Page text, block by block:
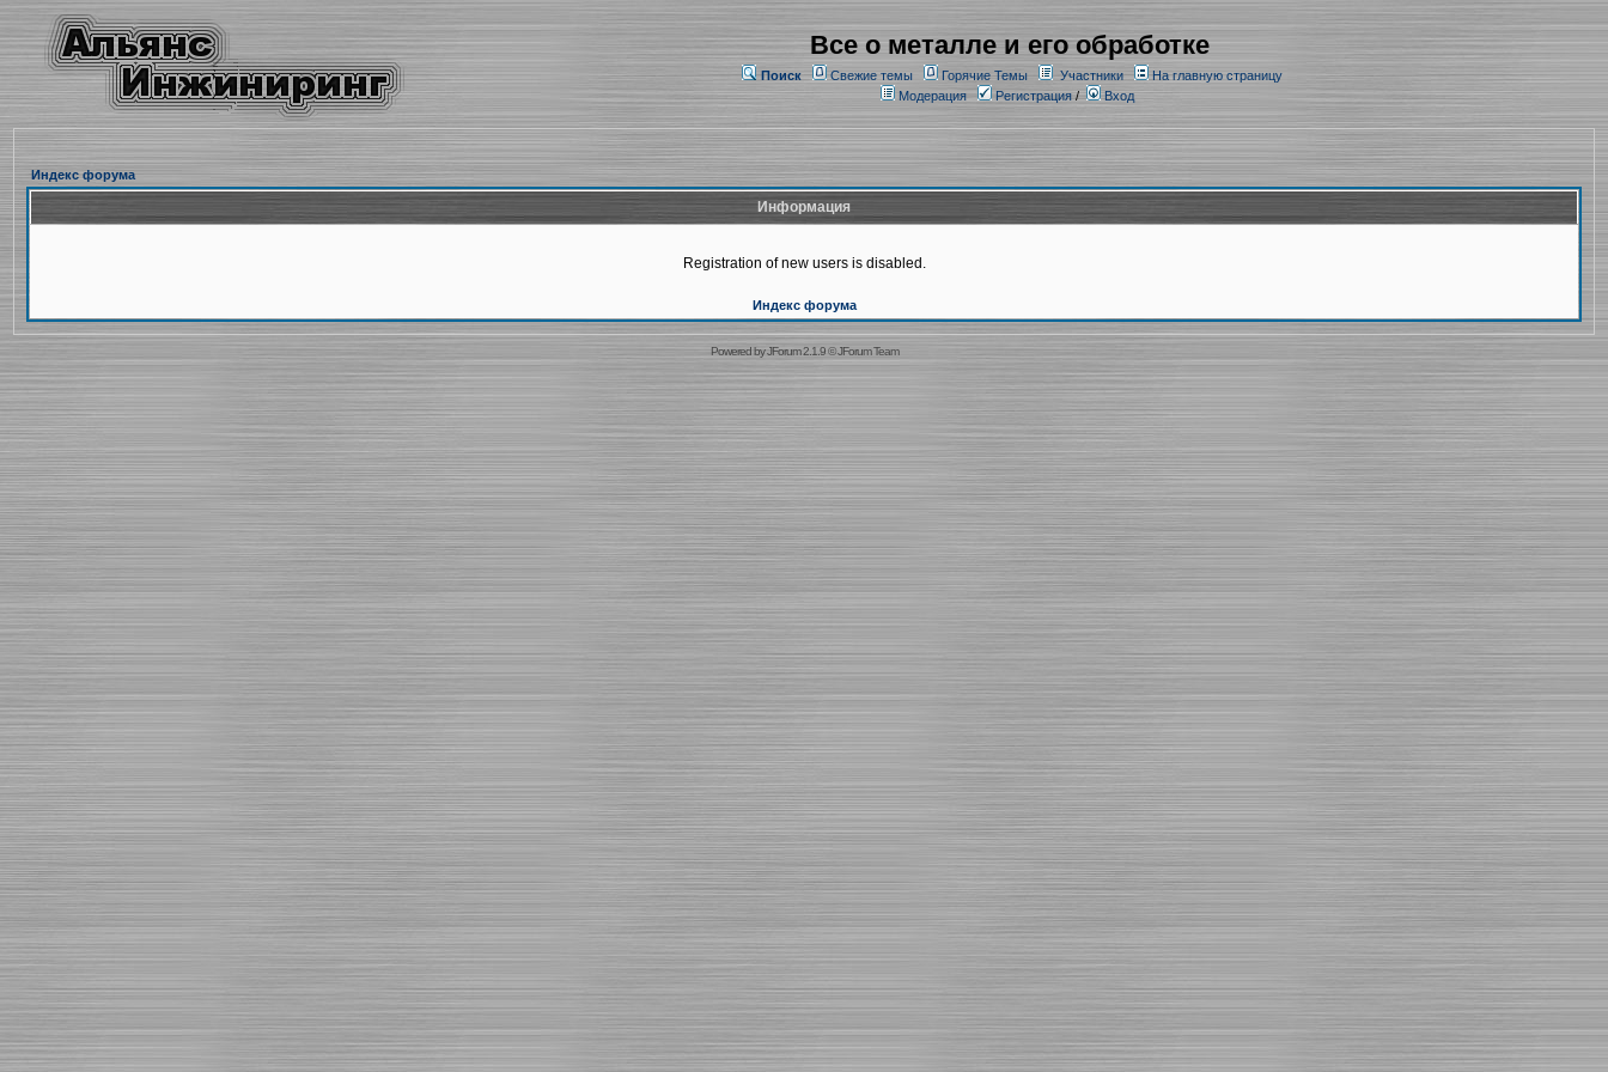
Все о металле и его обработке
Поиск Свежие темы Горячие Темы Участники
На главную страницу
Модерация
Регистрация/ Вход
Индекс форума
Информация
Registration of new users is disabled.
Индекс форума
Powered byJForum 2.1.9©JForum Team